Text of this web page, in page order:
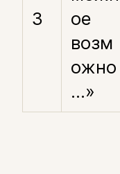
3
ое
возм
ожно
…»